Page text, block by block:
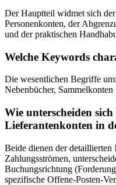
Der Hauptteil widmet sich
Personenkonten, der
und der praktischen
Welche Keywords
Die wesentlichen Begriffe
Nebenbücher,
Wie unterscheiden
Lieferantenkonten in
Beide dienen der
Zahlungsströmen,
Buchungsrichtung
spezifische Offene-Posten-